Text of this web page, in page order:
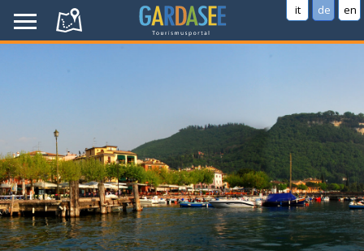
it de en